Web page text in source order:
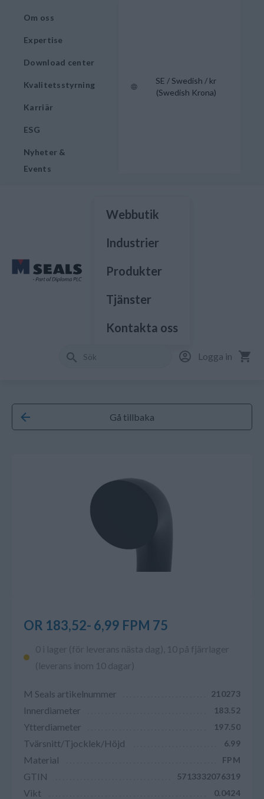
Om oss
Expertise
Download center
Kvalitetsstyrning
Karriär
ESG
Nyheter &
Events
SE / Swedish / kr
(Swedish Krona)
Webbutik
Industrier
Produkter
Tjänster
Kontakta oss
Logga in
Gå tillbaka
OR 183,52- 6,99 FPM 75
0 i lager (för leverans nästa dag), 10 på fjärrlager
(leverans inom 10 dagar)
M Seals artikelnummer 210273
Innerdiameter 183.52
Ytterdiameter 197.50
Tvärsnitt/Tjocklek/Höjd 6.99
Material FPM
GTIN 5713332076319
Vikt 0.0424